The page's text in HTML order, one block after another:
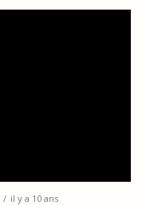
il y a 10 ans